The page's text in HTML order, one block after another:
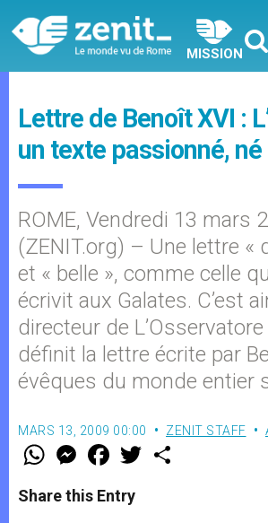
MISSION
Lettre de Benoît XVI :
un texte passionné,
ROME, Vendredi 13 mars
(ZENIT.org) – Une lettre «
et « belle », comme celle
écrivit aux Galates. C’est
directeur de
définit la lettre écrite par
évêques du monde entier
MARS 13, 2009 00:00 ZENIT STAFF
W
t
s
M
e
s
e
F
a
e
b
w
Share this Entry